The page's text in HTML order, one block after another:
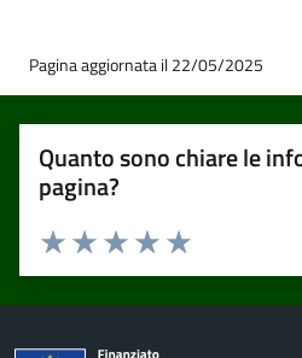
Pagina aggiornata il 22/05/2025
Quanto sono chiare le
pagina?
Valuta 5 stelle
Valuta 4 stelle su 5
Valuta 3 stelle su 5
Valuta 2 stelle su 5
Valuta 1 stelle su 5